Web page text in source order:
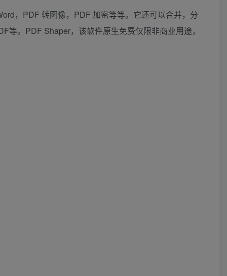
，PDF 转图像，PDF 加密等等。它还可以合并，分
。PDF Shaper，该软件原生免费仅限非商业用途，